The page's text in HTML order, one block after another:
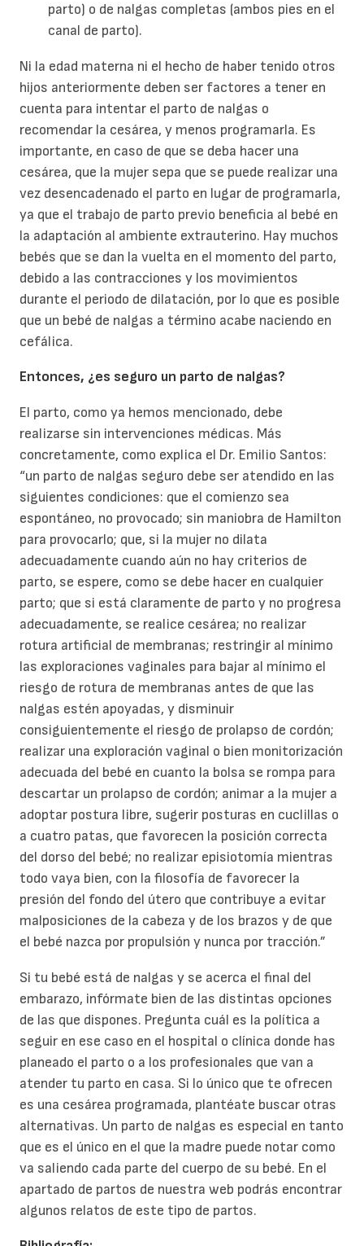
parto) o de nalgas completas (ambos pies en el
canal de parto).
Ni la edad materna ni el hecho de haber tenido otros
hijos anteriormente deben ser factores a tener en
cuenta para intentar el parto de nalgas o
recomendar la cesárea, y menos programarla. Es
importante, en caso de que se deba hacer una
cesárea, que la mujer sepa que se puede realizar una
vez desencadenado el parto en lugar de programarla,
ya que el trabajo de parto previo beneficia al bebé en
la adaptación al ambiente extrauterino. Hay muchos
bebés que se dan la vuelta en el momento del parto,
debido a las contracciones y los movimientos
durante el periodo de dilatación, por lo que es posible
que un bebé de nalgas a término acabe naciendo en
cefálica.
Entonces, ¿es seguro un parto de nalgas?
El parto, como ya hemos mencionado, debe
realizarse sin intervenciones médicas. Más
concretamente, como explica el Dr. Emilio Santos:
“un parto de nalgas seguro debe ser atendido en las
siguientes condiciones: que el comienzo sea
espontáneo, no provocado; sin maniobra de Hamilton
para provocarlo; que, si la mujer no dilata
adecuadamente cuando aún no hay criterios de
parto, se espere, como se debe hacer en cualquier
parto; que si está claramente de parto y no progresa
adecuadamente, se realice cesárea; no realizar
rotura artificial de membranas; restringir al mínimo
las exploraciones vaginales para bajar al mínimo el
riesgo de rotura de membranas antes de que las
nalgas estén apoyadas, y disminuir
consiguientemente el riesgo de prolapso de cordón;
realizar una exploración vaginal o bien monitorización
adecuada del bebé en cuanto la bolsa se rompa para
descartar un prolapso de cordón; animar a la mujer a
adoptar postura libre, sugerir posturas en cuclillas o
a cuatro patas, que favorecen la posición correcta
del dorso del bebé; no realizar episiotomía mientras
todo vaya bien, con la filosofía de favorecer la
presión del fondo del útero que contribuye a evitar
malposiciones de la cabeza y de los brazos y de que
el bebé nazca por propulsión y nunca por tracción.”
Si tu bebé está de nalgas y se acerca el final del
embarazo, infórmate bien de las distintas opciones
de las que dispones. Pregunta cuál es la política a
seguir en ese caso en el hospital o clínica donde has
planeado el parto o a los profesionales que van a
atender tu parto en casa. Si lo único que te ofrecen
es una cesárea programada, plantéate buscar otras
alternativas. Un parto de nalgas es especial en tanto
que es el único en el que la madre puede notar como
va saliendo cada parte del cuerpo de su bebé. En el
apartado de partos de nuestra web podrás encontrar
algunos relatos de este tipo de partos.